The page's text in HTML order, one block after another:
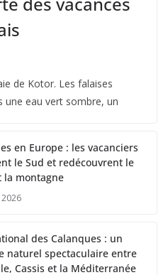
de Kotor. Les falaises
une eau vert sombre, un
en Europe : les vacanciers
le Sud et redécouvrent le
la montagne
des Calanques : un
naturel spectaculaire entre
Cassis et la Méditerranée